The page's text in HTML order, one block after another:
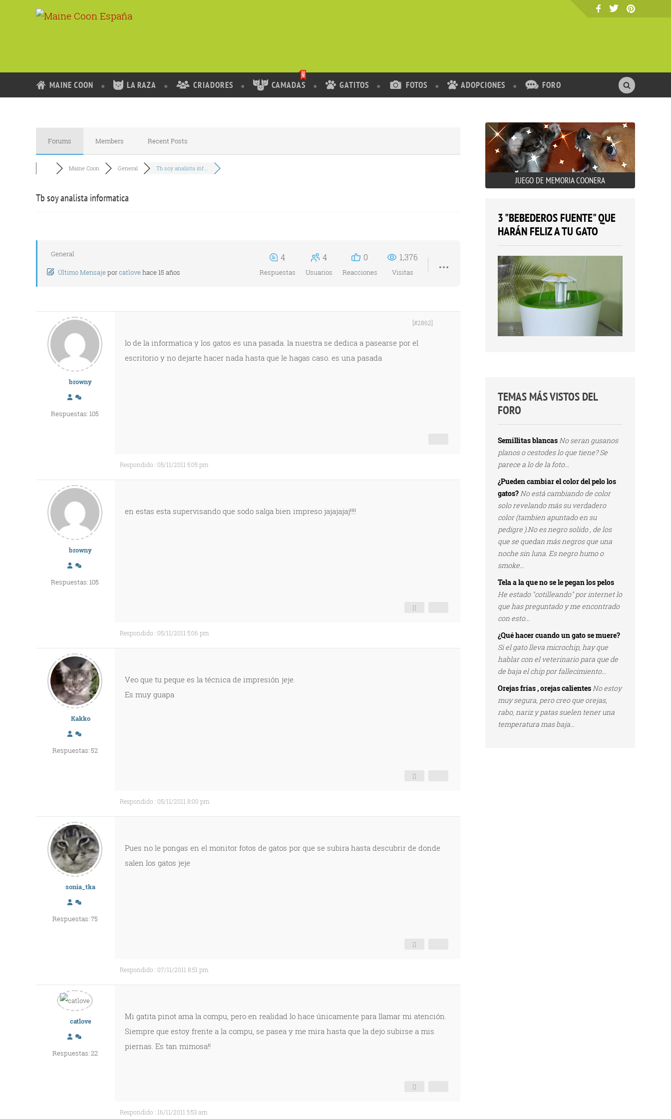
MAINE COON LA RAZA CRIADORES CAMADAS GATITOS FOTOS ADOPCIONES FORO
Forums Members Recent Posts
Maine Coon General Tb soy analista inf...
Tb soy analista informatica
General
Último Mensajeporcatlovehace 15 años
4
Respuestas
4
Usuarios
0
Reacciones
1,376
Visitas
browny
Respuestas: 105
[#2862]
lo de la informatica y los gatos es una pasada. la nuestra se dedica a pasearse por el
escritorio y no dejarte hacer nada hasta que le hagas caso. es una pasada
Respondido : 05/11/2011 5:05 pm
browny
Respuestas: 105
en estas esta supervisando que sodo salga bien impreso jajajajaj!!!!
Respondido : 05/11/2011 5:06 pm
Kakko
Respuestas: 52
Veo que tu peque es la técnica de impresión jeje.
Es muy guapa
Respondido : 05/11/2011 8:00 pm
sonia_tka
Respuestas: 75
Pues no le pongas en el monitor fotos de gatos por que se subira hasta descubrir de donde
salen los gatos jeje
Respondido : 07/11/2011 8:51 pm
catlove
Respuestas: 22
Mi gatita pinot ama la compu, pero en realidad lo hace únicamente para llamar mi atención.
Siempre que estoy frente a la compu, se pasea y me mira hasta que la dejo subirse a mis
piernas. Es tan mimosa!!
Respondido : 16/11/2011 5:53 am
JUEGO DE MEMORIA COONERA
3 "BEBEDEROS FUENTE" QUE
HARÁN FELIZ A TU GATO
TEMAS MÁS VISTOS DEL
FORO
Semillitas blancasNo seran gusanos
planos o cestodes lo que tiene? Se
parece a lo de la foto...
¿Pueden cambiar el color del pelo los
gatos?No está cambiando de color
solo revelando más su verdadero
color (tambien apuntado en su
pedigre ).No es negro solido , de los
que se quedan más negros que una
noche sin luna. Es negro humo o
smoke...
Tela a la que no se le pegan los pelos
He estado "cotilleando" por internet lo
que has preguntado y me encontrado
con esto...
¿Qué hacer cuando un gato se muere?
Si el gato lleva microchip, hay que
hablar con el veterinario para que de
de baja el chip por fallecimiento...
Orejas frías , orejas calientesNo estoy
muy segura, pero creo que orejas,
rabo, nariz y patas suelen tener una
temperatura mas baja...